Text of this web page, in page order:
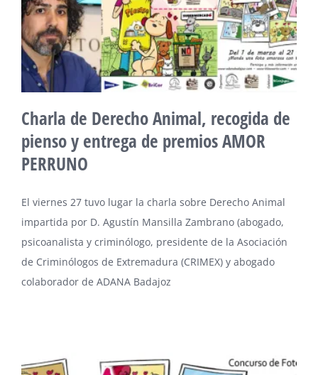
Charla de Derecho Animal, recogida de
pienso y entrega de premios AMOR
PERRUNO
El viernes 27 tuvo lugar la charla sobre Derecho Animal
impartida por D. Agustín Mansilla Zambrano (abogado,
psicoanalista y criminólogo, presidente de la Asociación
de Criminólogos de Extremadura (CRIMEX) y abogado
colaborador de ADANA Badajoz